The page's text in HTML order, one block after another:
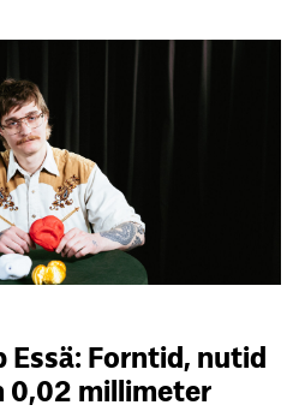
Essä: Forntid, nutid
0,02 millimeter